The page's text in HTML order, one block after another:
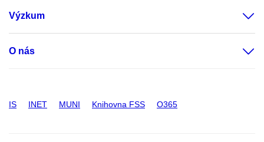
Výzkum
O nás
IS INET MUNI Knihovna FSS O365